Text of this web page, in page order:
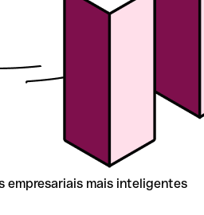
empresariais mais inteligentes